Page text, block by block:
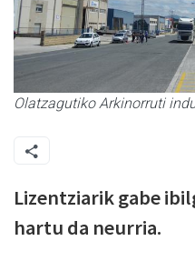
Olatzagutiko Arkinorruti
Lizentziarik gabe
hartu da neurria.